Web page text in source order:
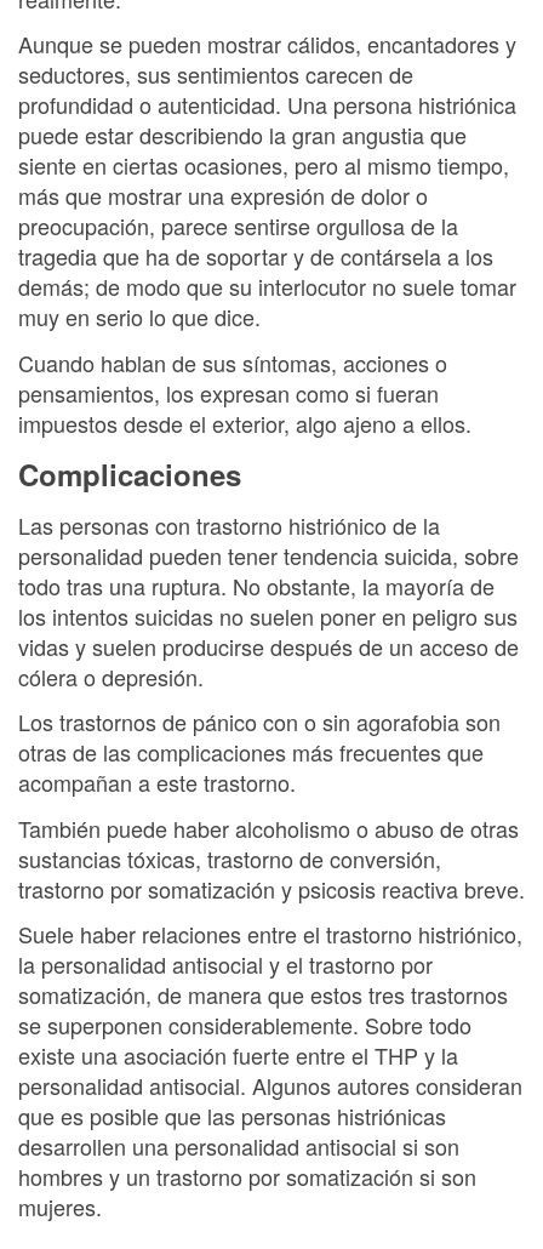
Aunque se pueden mostrar cálidos, encantadores y
seductores, sus sentimientos carecen de
profundidad o autenticidad. Una persona histriónica
puede estar describiendo la gran angustia que
siente en ciertas ocasiones, pero al mismo tiempo,
más que mostrar una expresión de dolor o
preocupación, parece sentirse orgullosa de la
tragedia que ha de soportar y de contársela a los
demás; de modo que su interlocutor no suele tomar
muy en serio lo que dice.
Cuando hablan de sus síntomas, acciones o
pensamientos, los expresan como si fueran
impuestos desde el exterior, algo ajeno a ellos.
Complicaciones
Las personas con trastorno histriónico de la
personalidad pueden tener tendencia suicida, sobre
todo tras una ruptura. No obstante, la mayoría de
los intentos suicidas no suelen poner en peligro sus
vidas y suelen producirse después de un acceso de
cólera o depresión.
Los trastornos de pánico con o sin agorafobia son
otras de las complicaciones más frecuentes que
acompañan a este trastorno.
También puede haber alcoholismo o abuso de otras
sustancias tóxicas, trastorno de conversión,
trastorno por somatización y psicosis reactiva breve.
Suele haber relaciones entre el trastorno histriónico,
la personalidad antisocial y el trastorno por
somatización, de manera que estos tres trastornos
se superponen considerablemente. Sobre todo
existe una asociación fuerte entre el THP y la
personalidad antisocial. Algunos autores consideran
que es posible que las personas histriónicas
desarrollen una personalidad antisocial si son
hombres y un trastorno por somatización si son
mujeres.